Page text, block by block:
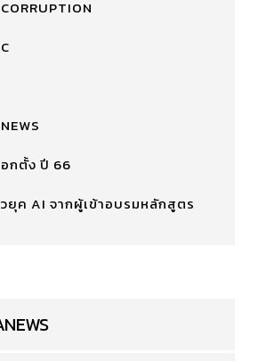
อกตั้ง ปี 66
ยุค AI จากผู้เข้าอบรมหลักสูตร